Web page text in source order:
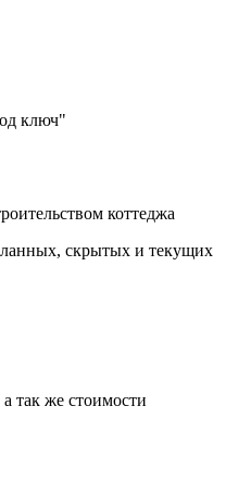
ключ"
коттеджа
скрытых и текущих
так же стоимости